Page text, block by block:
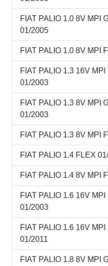
FIAT PALIO 1.0 8V MPI
01/2005
FIAT PALIO 1.0 8V MPI
FIAT PALIO 1.3 16V
01/2003
FIAT PALIO 1.3 8V MPI
01/2003
FIAT PALIO 1.3 8V MPI
FIAT PALIO 1.4 FLEX
FIAT PALIO 1.4 8V MPI
FIAT PALIO 1.6 16V
01/2003
FIAT PALIO 1.6 16V
01/2011
FIAT PALIO 1.8 8V MPI